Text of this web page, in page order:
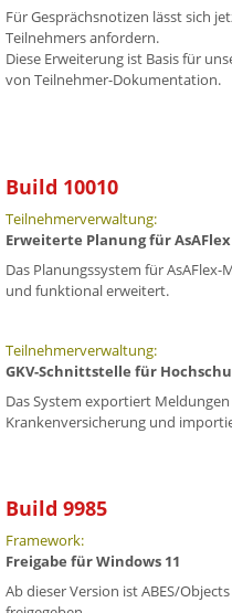
Für Gesprächsnotizen lässt sich
Teilnehmers anfordern.
Diese Erweiterung ist Basis für
von Teilnehmer-Dokumentation.
Build 10010
Teilnehmerverwaltung:
Erweiterte Planung für AsAFlex
Das Planungssystem für
und funktional erweitert.
Teilnehmerverwaltung:
GKV-Schnittstelle für
Das System exportiert
Krankenversicherung und
Build 9985
Framework:
Freigabe für Windows 11
Ab dieser Version ist ABES/